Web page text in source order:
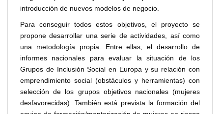
introducción de nuevos modelos de negocio.
Para conseguir todos estos objetivos, el proyecto se
propone desarrollar una serie de actividades, así como
una metodología propia. Entre ellas, el desarrollo de
informes nacionales para evaluar la situación de los
Grupos de Inclusión Social en Europa y su relación con
emprendimiento social (obstáculos y herramientas) con
selección de los grupos objetivos nacionales (mujeres
desfavorecidas). También está prevista la formación del